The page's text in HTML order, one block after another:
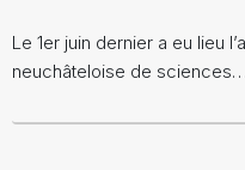
Le 1er juin dernier a eu lieu
neuchâteloise de sciences…